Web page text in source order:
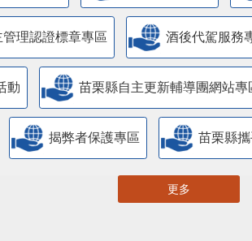
理認證標章專區 酒後代駕服務
動 苗栗縣自主更新輔導團網站專
揭弊者保護專區 苗栗縣
更多